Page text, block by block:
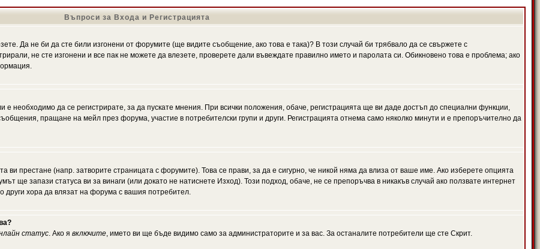
Въпроси за Входа и Регистрацията
Да не би да сте били изгонени от форумите (ще видите съобщение, ако това е така)? В този случай би трябвало да се свържете с
не сте изгонени и все пак не можете да влезете, проверете дали въвеждате правилно името и паролата си. Обикновено това е проблема; ако
необходимо да се регистрирате, за да пускате мнения. При всички положения, обаче, регистрацията ще ви даде достъп до специални функции,
пращане на мейл през форума, участие в потребителски групи и други. Регистрацията отнема само няколко минути и е препоръчително да
ви престане (напр. затворите страницата с форумите). Това се прави, за да е сигурно, че никой няма да влиза от ваше име. Ако изберете опцията
ще запази статуса ви за винаги (или докато не натиснете Изход). Този подход, обаче, не се препоръчва в никакъв случай ако ползвате интернет
други хора да влязат на форума с вашия потребител.
статус. Ако я включите, името ви ще бъде видимо само за администраторите и за вас. За останалите потребители ще сте Скрит.